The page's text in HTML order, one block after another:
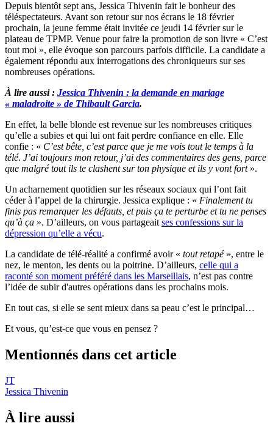
Depuis bientôt sept ans, Jessica Thivenin fait le bonheur des
téléspectateurs. Avant son retour sur nos écrans le 18 février
prochain, la jeune femme était invitée ce jeudi 14 février sur le
plateau de TPMP. Venue pour faire la promotion de son livre « C’est
tout moi », elle évoque son parcours parfois difficile. La candidate a
également répondu aux interrogations des chroniqueurs sur ses
nombreuses opérations.
À lire aussi : Jessica Thivenin : la demande en mariage
« maladroite » de Thibault Garcia.
En effet, la belle blonde est revenue sur les nombreuses critiques
qu’elle a subies et qui lui ont fait perdre confiance en elle. Elle
confie : « C’est bête, c’est parce que je me vois tout le temps à la
télé. J’ai toujours mon retour, j’ai des commentaires des gens, parce
que malgré tout ils te clashent sur ton physique et ils y vont fort».
Un acharnement quotidien sur les réseaux sociaux qui l’ont fait
céder à l’appel de la chirurgie. Jessica explique : « Finalement tu
finis pas remarquer les défauts, et puis ça te perturbe et tu ne penses
qu’à ça ». D’ailleurs, on vous partageait ses confessions sur la
dépression qu’elle a vécu.
La candidate de télé-réalité a confirmé avoir « tout retapé», entre le
nez, le menton, les dents ou la poitrine. D’ailleurs, celle qui a
raconté son moment préféré dans les Marseillais, n’est pas contre
l’idée de subir d'autres opérations dans les prochains mois.
En tout cas, si elle se sent mieux dans sa peau c’est le principal…
Et vous, qu’est-ce que vous en pensez ?
Mentionnés dans cet article
JT
Jessica Thivenin
À lire aussi